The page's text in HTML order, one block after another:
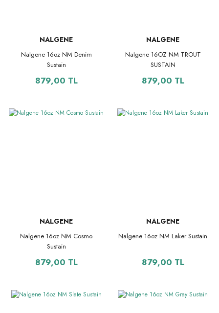
NALGENE
Nalgene 16oz NM Denim
Sustain
879,00 TL
NALGENE
Nalgene 16OZ NM TROUT
SUSTAIN
879,00 TL
NALGENE
Nalgene 16oz NM Cosmo
Sustain
879,00 TL
NALGENE
Nalgene 16oz NM Laker Sustain
879,00 TL